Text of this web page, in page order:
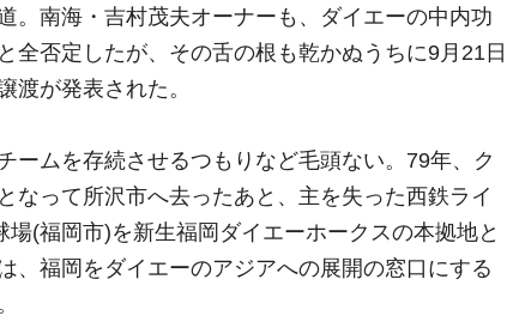
。南海・吉村茂夫オーナーも、ダイエーの中内功
全否定したが、その舌の根も乾かぬうちに9月21日
渡が発表された。
ームを存続させるつもりなど毛頭ない。79年、ク
となって所沢市へ去ったあと、主を失った西鉄ライ
場(福岡市)を新生福岡ダイエーホークスの本拠地と
、福岡をダイエーのアジアへの展開の窓口にする